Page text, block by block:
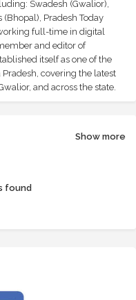
Swadesh (Gwalior),
(Bhopal), Pradesh Today
full-time in digital
and editor of
itself as one of the
covering the latest
and across the state.
Show more
found